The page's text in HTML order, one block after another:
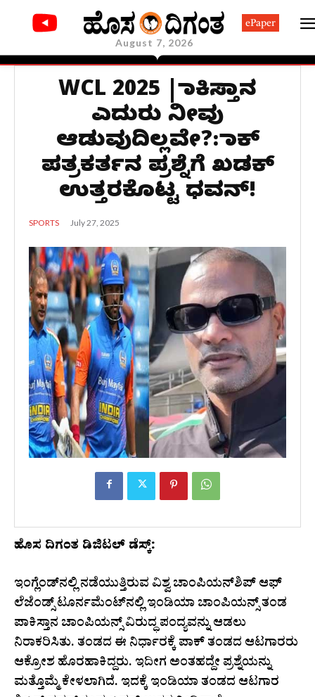
August 7, 2026
ePaper
WCL 2025 |​ ಪಾಕಿಸ್ತಾನ
ಎದುರು ನೀವು
ಆಡುವುದಿಲ್ಲವೇ?: ಪಾಕ್
ಪತ್ರಕರ್ತನ ಪ್ರಶ್ನೆಗೆ ಖಡಕ್
ಉತ್ತರಕೊಟ್ಟ ಧವನ್!
SPORTS July 27, 2025
ಹೊಸ ದಿಗಂತ ಡಿಜಿಟಲ್ ಡೆಸ್ಕ್:
ಇಂಗ್ಲೆಂಡ್​ನಲ್ಲಿ ನಡೆಯುತ್ತಿರುವ ವಿಶ್ವ ಚಾಂಪಿಯನ್‌ಶಿಪ್ ಆಫ್
ಲೆಜೆಂಡ್ಸ್‌ ಟೂರ್ನಮೆಂಟ್​ನಲ್ಲಿ ಇಂಡಿಯಾ ಚಾಂಪಿಯನ್ಸ್ ತಂಡ
ಪಾಕಿಸ್ತಾನ ಚಾಂಪಿಯನ್ಸ್ ವಿರುದ್ಧ ಪಂದ್ಯವನ್ನು ಆಡಲು
ನಿರಾಕರಿಸಿತು. ತಂಡದ ಈ ನಿರ್ಧಾರಕ್ಕೆ ಪಾಕ್ ತಂಡದ ಆಟಗಾರರು
ಆಕ್ರೋಶ ಹೊರಹಾಕಿದ್ದರು. ಇದೀಗ ಅಂತಹದ್ದೇ ಪ್ರಶ್ನೆಯನ್ನು
ಮತ್ತೊಮ್ಮೆ ಕೇಳಲಾಗಿದೆ. ಇದಕ್ಕೆ ಇಂಡಿಯಾ ತಂಡದ ಆಟಗಾರ